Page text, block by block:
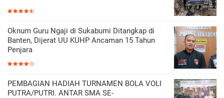
Oknum Guru Ngaji di Sukabumi Ditangkap di
Banten, Dijerat UU KUHP Ancaman 15 Tahun
Penjara
PEMBAGIAN HADIAH TURNAMEN BOLA VOLI
PUTRA/PUTRI. ANTAR SMA SE-